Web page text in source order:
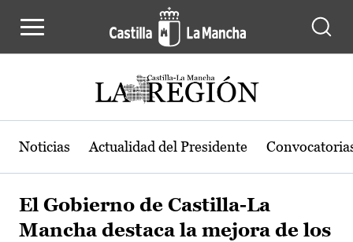
Noticias Actualidad del Presidente
El Gobierno de Castilla-La
Mancha destaca la mejora de los